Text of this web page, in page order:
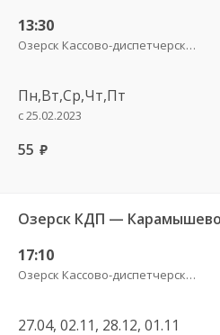
13:30
Озерск Кассово-диспетчерский пункт
Пн,Вт,Ср,Чт,Пт
с 25.02.2023
55 руб.
Озерск КДП — Карамышево
17:10
Озерск Кассово-диспетчерский пункт
27.04, 02.11, 28.12, 01.11